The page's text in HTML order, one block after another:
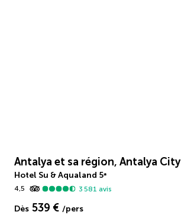
Antalya et sa région, Antalya City
Hotel Su & Aqualand 5*
4,5
3 581 avis
Dès 539 € /pers